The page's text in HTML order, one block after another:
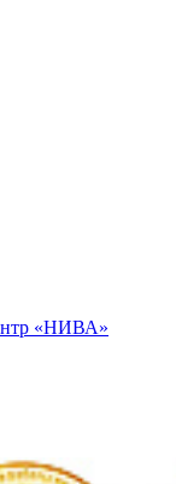
«НИВА»